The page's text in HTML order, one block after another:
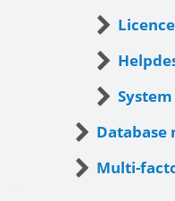
System
Database
Multi-